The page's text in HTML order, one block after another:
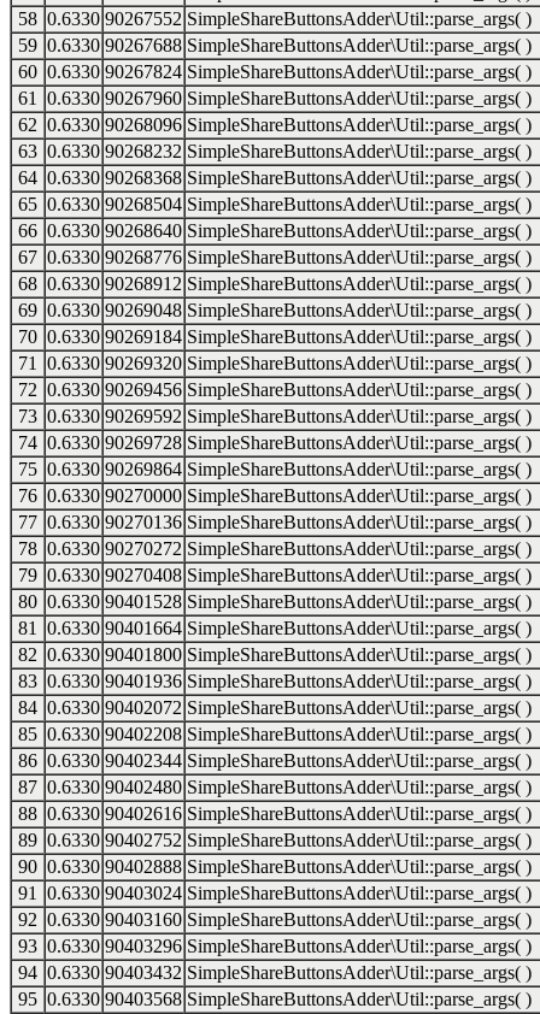
58 0.6330 90267552 SimpleShareButtonsAdder\Util::parse_args( )
59 0.6330 90267688 SimpleShareButtonsAdder\Util::parse_args( )
60 0.6330 90267824 SimpleShareButtonsAdder\Util::parse_args( )
61
0.6330 90267960 SimpleShareButtonsAdder\Util::parse_args( )
62 0.6330 90268096 SimpleShareButtonsAdder\Util::parse_args( )
63 0.6330 90268232 SimpleShareButtonsAdder\Util::parse_args( )
64 0.6330 90268368 SimpleShareButtonsAdder\Util::parse_args( )
65 0.6330 90268504 SimpleShareButtonsAdder\Util::parse_args( )
66 0.6330 90268640 SimpleShareButtonsAdder\Util::parse_args( )
67 0.6330 90268776 SimpleShareButtonsAdder\Util::parse_args( )
68 0.6330 90268912 SimpleShareButtonsAdder\Util::parse_args( )
69 0.6330 90269048 SimpleShareButtonsAdder\Util::parse_args( )
70 0.6330 90269184 SimpleShareButtonsAdder\Util::parse_args( )
71
0.6330 90269320 SimpleShareButtonsAdder\Util::parse_args( )
72 0.6330 90269456 SimpleShareButtonsAdder\Util::parse_args( )
73 0.6330 90269592 SimpleShareButtonsAdder\Util::parse_args( )
74 0.6330 90269728 SimpleShareButtonsAdder\Util::parse_args( )
75 0.6330 90269864 SimpleShareButtonsAdder\Util::parse_args( )
76 0.6330 90270000 SimpleShareButtonsAdder\Util::parse_args( )
77 0.6330 90270136 SimpleShareButtonsAdder\Util::parse_args( )
78 0.6330 90270272 SimpleShareButtonsAdder\Util::parse_args( )
79 0.6330 90270408 SimpleShareButtonsAdder\Util::parse_args( )
80 0.6330 90401528 SimpleShareButtonsAdder\Util::parse_args( )
81
0.6330 90401664 SimpleShareButtonsAdder\Util::parse_args( )
82 0.6330 90401800 SimpleShareButtonsAdder\Util::parse_args( )
83 0.6330 90401936 SimpleShareButtonsAdder\Util::parse_args( )
84 0.6330 90402072 SimpleShareButtonsAdder\Util::parse_args( )
85 0.6330 90402208 SimpleShareButtonsAdder\Util::parse_args( )
86 0.6330 90402344 SimpleShareButtonsAdder\Util::parse_args( )
87 0.6330 90402480 SimpleShareButtonsAdder\Util::parse_args( )
88 0.6330 90402616 SimpleShareButtonsAdder\Util::parse_args( )
89 0.6330 90402752 SimpleShareButtonsAdder\Util::parse_args( )
90 0.6330 90402888 SimpleShareButtonsAdder\Util::parse_args( )
91
0.6330 90403024 SimpleShareButtonsAdder\Util::parse_args( )
92 0.6330 90403160 SimpleShareButtonsAdder\Util::parse_args( )
93 0.6330 90403296 SimpleShareButtonsAdder\Util::parse_args( )
94 0.6330 90403432 SimpleShareButtonsAdder\Util::parse_args( )
95 0.6330 90403568 SimpleShareButtonsAdder\Util::parse_args( )